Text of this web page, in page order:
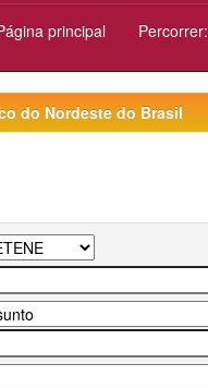
principal Percorrer:
do Nordeste do Brasil